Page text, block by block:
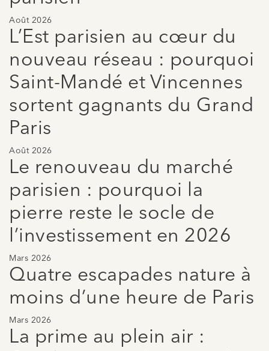
Août 2026
L’Est parisien au cœur du
nouveau réseau : pourquoi
Saint-Mandé et Vincennes
sortent gagnants du Grand
Paris
Août 2026
Le renouveau du marché
parisien : pourquoi la
pierre reste le socle de
l’investissement en 2026
Mars 2026
Quatre escapades nature à
moins d’une heure de Paris
Mars 2026
La prime au plein air :